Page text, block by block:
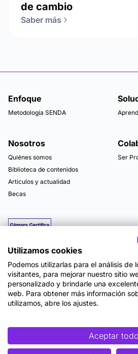
de cambio
Saber más
Enfoque
Metodología SENDA
Nosotros
Quiénes somos
Biblioteca de contenidos
Articulos y actualidad
Becas
Ser
Mapa del sitio
Términos y
Accesibilidad
Utilizamos cookies
Podemos utilizarlas para el análisis de
visitantes, para mejorar nuestro sitio
personalizado y brindarle una
web. Para obtener más información
utilizamos, abre los ajustes.
Aceptar todo